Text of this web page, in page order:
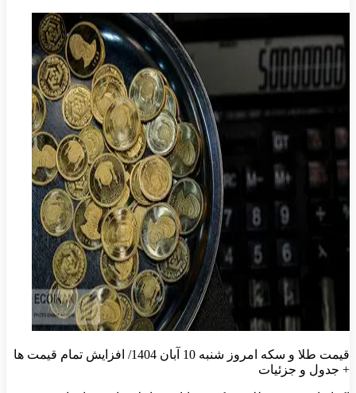
قیمت طلا و سکه امروز شنبه 10 آبان 1404/ افزایش تمام قیمت ها
+ جدول و جزئیات